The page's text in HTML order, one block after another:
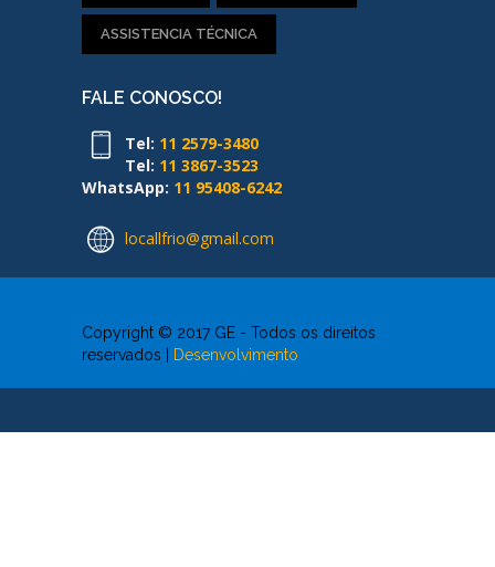
ASSISTENCIA TÉCNICA
FALE CONOSCO!
Tel: 11 2579-3480
Tel: 11 3867-3523
WhatsApp: 11 95408-6242
locallfrio@gmail.com
Copyright © 2017 GE - Todos os direitos
reservados |
Desenvolvimento